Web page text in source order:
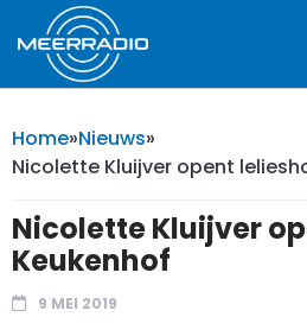
Home»Nieuws»
Nicolette Kluijver opent
Nicolette Kluijver
Keukenhof
9 MEI 2019